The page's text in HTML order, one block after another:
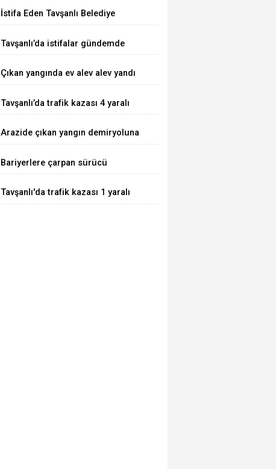
İstifa Eden Tavşanlı Belediye
Tavşanlı’da istifalar gündemde
Çıkan yangında ev alev alev yandı
Tavşanlı’da trafik kazası 4 yaralı
Arazide çıkan yangın demiryoluna
Bariyerlere çarpan sürücü
Tavşanlı'da trafik kazası 1 yaralı